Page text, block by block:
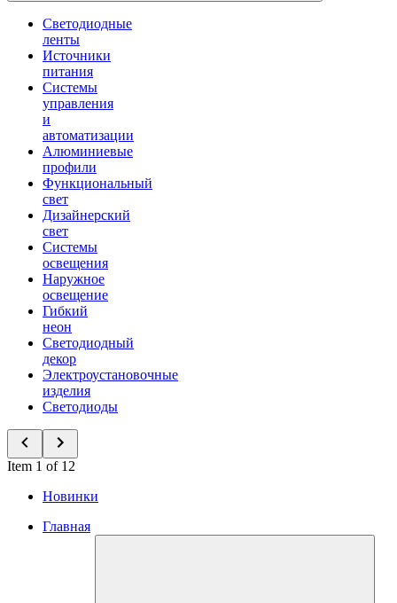
Светодиодные
ленты
Источники
питания
Системы
управления
и
автоматизации
Алюминиевые
профили
Функциональный
свет
Дизайнерский
свет
Системы
освещения
Наружное
освещение
Гибкий
неон
Светодиодный
декор
Электроустановочные
изделия
Светодиоды
Item 1 of 12
Новинки
Главная